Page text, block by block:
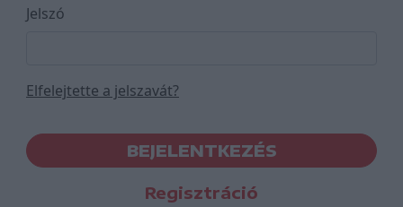
Jelszó
Elfelejtette a jelszavát?
BEJELENTKEZÉS
Regisztráció